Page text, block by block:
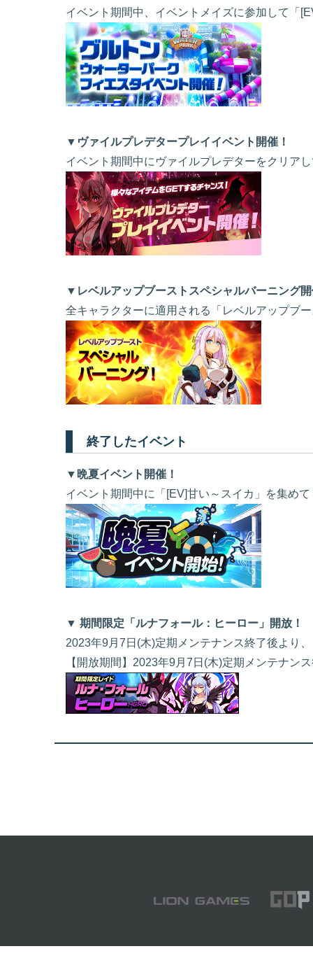
イベント期間中、イベントメイズに参加して「
▼ヴァイルプレデタープレイイベント開催！
イベント期間中にヴァイルプレデターをクリア
▼レベルアップブーストスペシャルバーニング
全キャラクターに適用される「レベルアップブ
終了したイベント
▼晩夏イベント開催！
イベント期間中に「[EV]甘い～スイカ」を集め
▼ 期間限定「ルナフォール：ヒーロー」開放！
2023年9月7日(木)定期メンテナンス終了後より
【開放期間】2023年9月7日(木)定期メンテナン